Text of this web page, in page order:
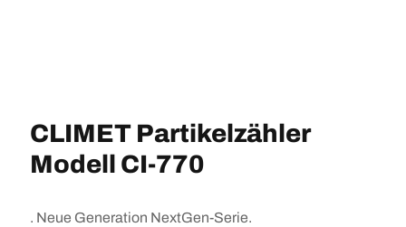
CLIMET Partikelzähler
Modell CI-770
. Neue Generation NextGen-Serie.